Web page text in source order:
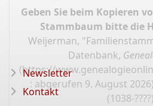
Geben Sie beim Kopieren
Stammbaum bitte die
Weijerman,
Datenbank,
(https://
: abgerufen 9. August
(1038-
Newsletter
Kontakt